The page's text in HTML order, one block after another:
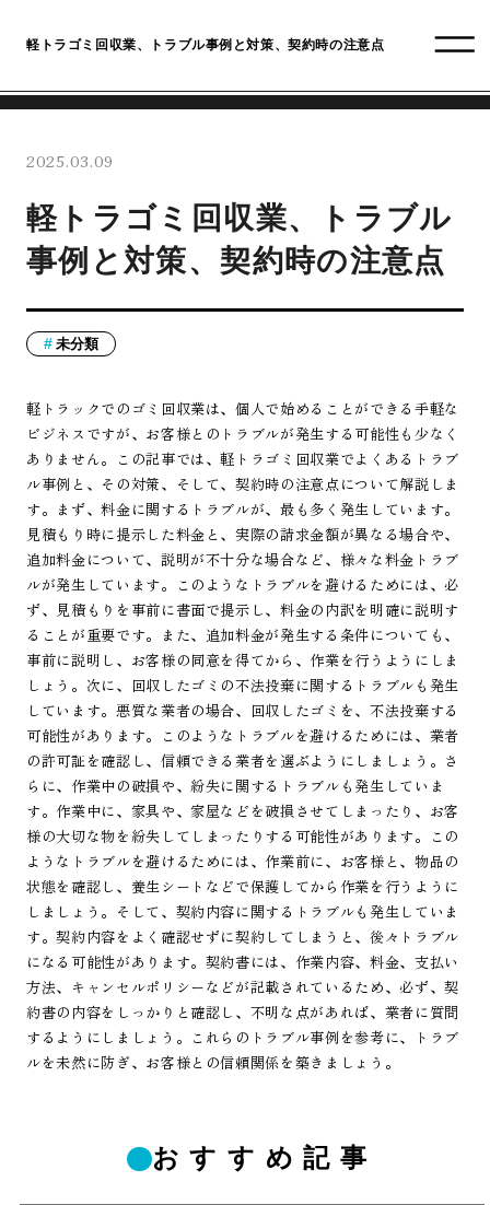
軽トラゴミ回収業、トラブル事例と対策、契約時の注意点
2025.03.09
軽トラゴミ回収業、トラブル
事例と対策、契約時の注意点
未分類
軽トラックでのゴミ回収業は、個人で始めることができる手軽な
ビジネスですが、お客様とのトラブルが発生する可能性も少なく
ありません。この記事では、軽トラゴミ回収業でよくあるトラブ
ル事例と、その対策、そして、契約時の注意点について解説しま
す。まず、料金に関するトラブルが、最も多く発生しています。
見積もり時に提示した料金と、実際の請求金額が異なる場合や、
追加料金について、説明が不十分な場合など、様々な料金トラブ
ルが発生しています。このようなトラブルを避けるためには、必
ず、見積もりを事前に書面で提示し、料金の内訳を明確に説明す
ることが重要です。また、追加料金が発生する条件についても、
事前に説明し、お客様の同意を得てから、作業を行うようにしま
しょう。次に、回収したゴミの不法投棄に関するトラブルも発生
しています。悪質な業者の場合、回収したゴミを、不法投棄する
可能性があります。このようなトラブルを避けるためには、業者
の許可証を確認し、信頼できる業者を選ぶようにしましょう。さ
らに、作業中の破損や、紛失に関するトラブルも発生していま
す。作業中に、家具や、家屋などを破損させてしまったり、お客
様の大切な物を紛失してしまったりする可能性があります。この
ようなトラブルを避けるためには、作業前に、お客様と、物品の
状態を確認し、養生シートなどで保護してから作業を行うように
しましょう。そして、契約内容に関するトラブルも発生していま
す。契約内容をよく確認せずに契約してしまうと、後々トラブル
になる可能性があります。契約書には、作業内容、料金、支払い
方法、キャンセルポリシーなどが記載されているため、必ず、契
約書の内容をしっかりと確認し、不明な点があれば、業者に質問
するようにしましょう。これらのトラブル事例を参考に、トラブ
ルを未然に防ぎ、お客様との信頼関係を築きましょう。
おすすめ記事